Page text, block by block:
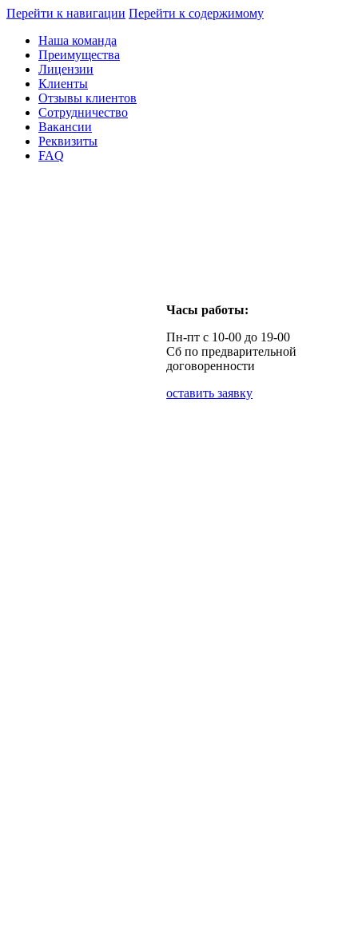
Перейти к навигации Перейти к содержимому
Наша команда
Преимущества
Лицензии
Клиенты
Отзывы клиентов
Сотрудничество
Вакансии
Реквизиты
FAQ
Часы работы:
Пн-пт с 10-00 до 19-00
Сб по предварительной
договоренности
оставить заявку